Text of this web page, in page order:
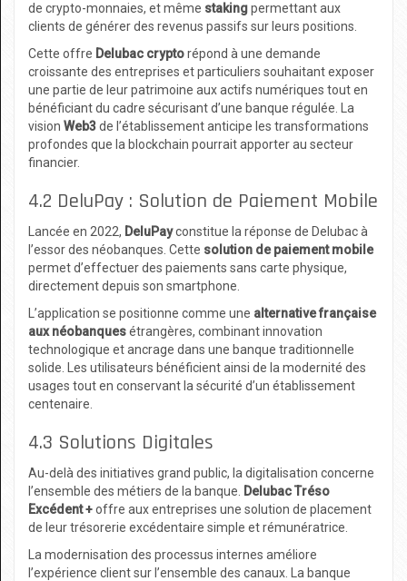
de crypto-monnaies, et même stakingpermettant aux
clients de générer des revenus passifs sur leurs positions.
Cette offre Delubac cryptorépond à une demande
croissante des entreprises et particuliers souhaitant exposer
une partie de leur patrimoine aux actifs numériques tout en
bénéficiant du cadre sécurisant d’une banque régulée. La
vision Web3de l’établissement anticipe les transformations
profondes que la blockchain pourrait apporter au secteur
financier.
4.2 DeluPay : Solution de Paiement Mobile
Lancée en 2022, DeluPayconstitue la réponse de Delubac à
l’essor des néobanques. Cette solution de paiement mobile
permet d’effectuer des paiements sans carte physique,
directement depuis son smartphone.
L’application se positionne comme une alternative française
aux néobanquesétrangères, combinant innovation
technologique et ancrage dans une banque traditionnelle
solide. Les utilisateurs bénéficient ainsi de la modernité des
usages tout en conservant la sécurité d’un établissement
centenaire.
4.3 Solutions Digitales
Au-delà des initiatives grand public, la digitalisation concerne
l’ensemble des métiers de la banque.
Delubac Tréso
Excédent +offre aux entreprises une solution de placement
de leur trésorerie excédentaire simple et rémunératrice.
La modernisation des processus internes améliore
l’expérience client sur l’ensemble des canaux. La banque